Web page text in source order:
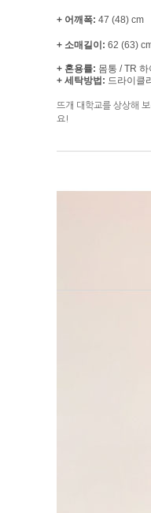
+ 어깨폭: 47 (48) cm
+ 소매길이: 62 (63)
+ 혼용률: 몸통 /TR 하
+ 세탁방법: 드라이클
뜨개 대학교를 상상해
요!